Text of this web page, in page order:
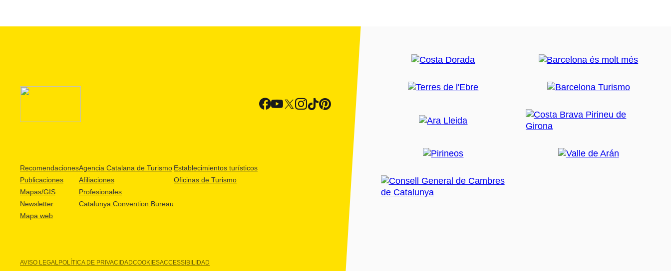
Recomendaciones
Publicaciones
Mapas/GIS
Newsletter
Mapa web
Agencia Catalana de Turismo
Afiliaciones
Profesionales
Catalunya Convention Bureau
Establecimientos turísticos
Oficinas de Turismo
AVISO LEGALPOLÍTICA DE PRIVACIDADCOOKIESACCESSIBILIDAD